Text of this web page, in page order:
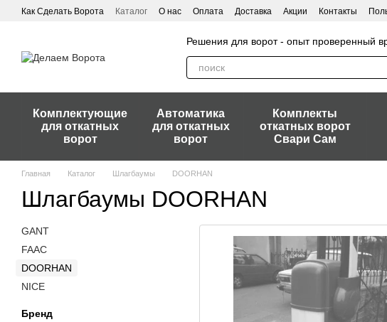
Перейти к основному контенту
Как Сделать Ворота Каталог О нас Оплата Доставка Акции Контакты
Решения для ворот - опыт проверенный
Комплектующие
для откатных
ворот
Автоматика
для откатных
ворот
Комплекты
откатных ворот
Свари Сам
Главная Каталог Шлагбаумы DOORHAN
Шлагбаумы DOORHAN
GANT
FAAC
DOORHAN
NICE
Бренд